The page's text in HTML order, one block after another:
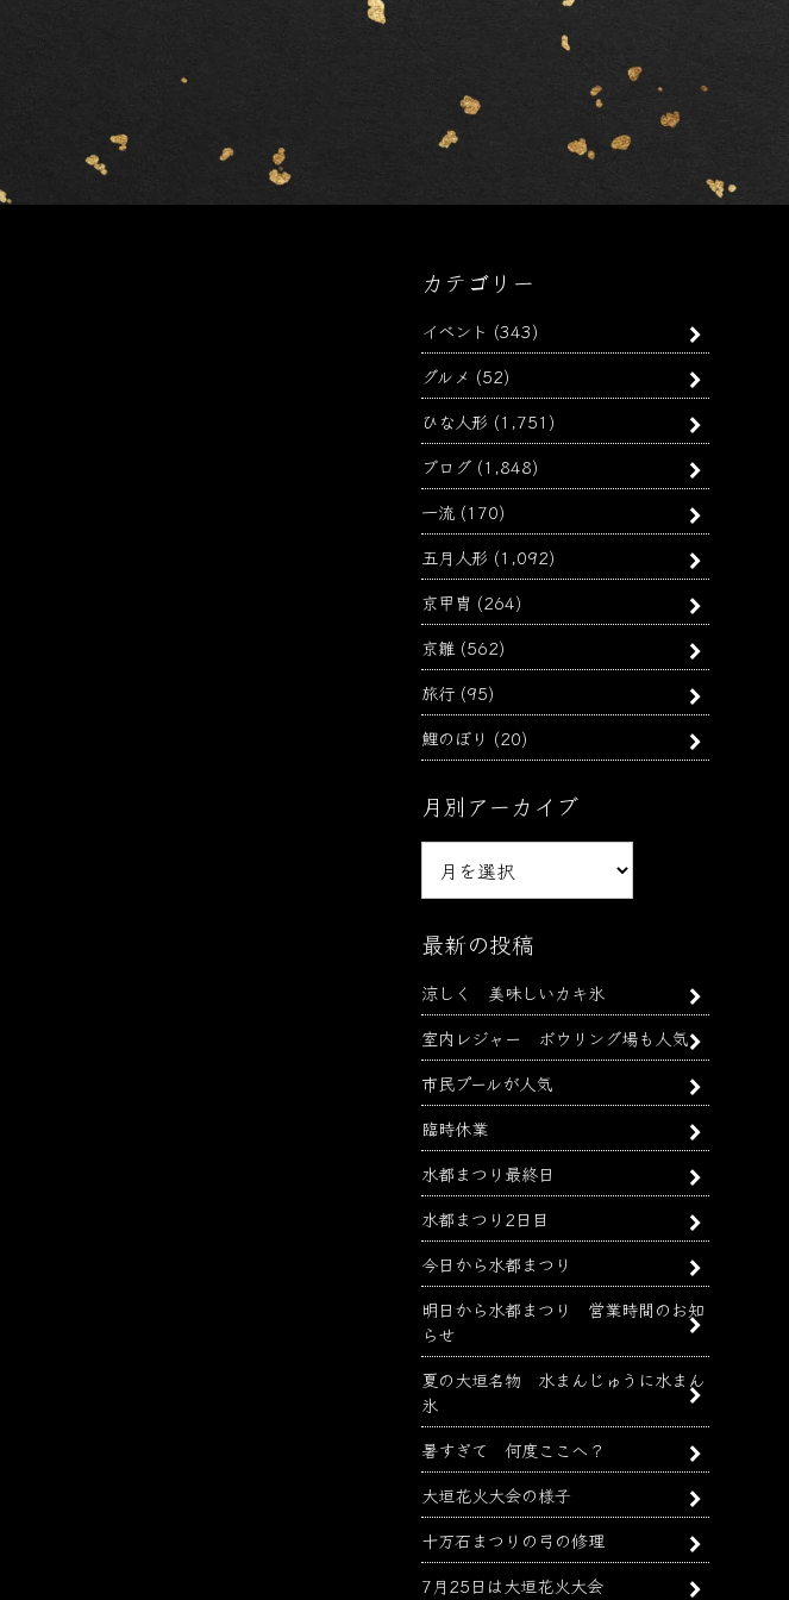
カテゴリー
イベント (343)
グルメ (52)
ひな人形 (1,751)
ブログ(1,848)
一流(170)
五月人形 (1,092)
京甲冑 (264)
京雛(562)
旅行(95)
鯉のぼり (20)
月別アーカイブ
ー
イ
ブ
最新の投稿
涼しく 美味しいカキ氷
室内レジャー ボウリング場も人気
市民プールが人気
臨時休業
水都まつり最終日
水都まつり2日目
今日から水都まつり
明日から水都まつり 営業時間のお知
らせ
夏の大垣名物 水まんじゅうに水まん
氷
暑すぎて 何度ここへ？
大垣花火大会の様子
十万石まつりの弓の修理
7月25日は大垣花火大会